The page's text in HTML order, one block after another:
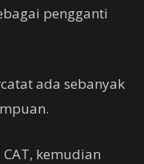
pengganti
ada sebanyak
kemudian